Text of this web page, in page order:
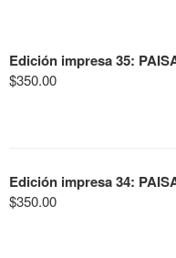
Edición impresa 35:
$350.00
Edición impresa 34:
$350.00